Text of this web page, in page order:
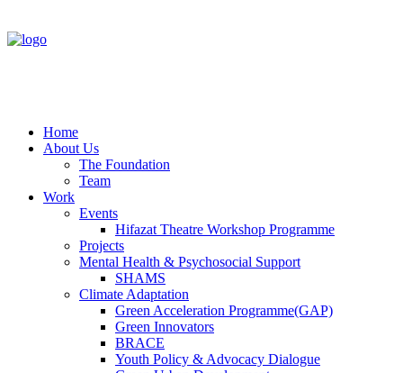
Home
About Us
The Foundation
Team
Work
Events
Hifazat Theatre Workshop Programme
Projects
Mental Health & Psychosocial Support
SHAMS
Climate Adaptation
Green Acceleration Programme(GAP)
Green Innovators
BRACE
Youth Policy & Advocacy Dialogue